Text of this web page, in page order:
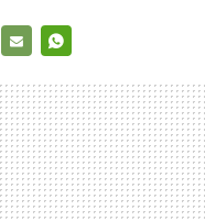
MAIL